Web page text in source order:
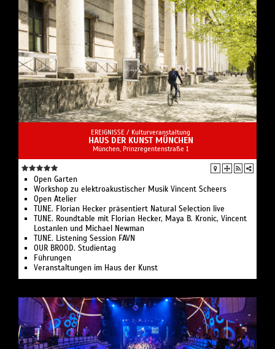
EREIGNISSE / Kulturveranstaltung
HAUS DER KUNST MÜNCHEN
München, Prinzregentenstraße 1
Open Garten
Workshop zu elektroakustischer Musik Vincent Scheers
Open Atelier
TUNE. Florian Hecker präsentiert Natural Selection live
TUNE. Roundtable mit Florian Hecker, Maya B. Kronic, Vincent
Lostanlen und Michael Newman
TUNE. Listening Session FAVN
OUR BR00D. Studientag
Führungen
Veranstaltungen im Haus der Kunst